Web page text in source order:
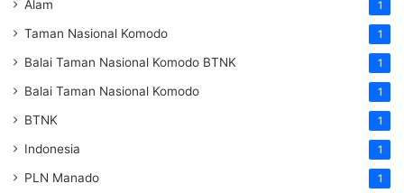
Alam 1
Taman Nasional Komodo 1
Balai Taman Nasional Komodo BTNK 1
Balai Taman Nasional Komodo 1
BTNK 1
Indonesia 1
PLN Manado 1